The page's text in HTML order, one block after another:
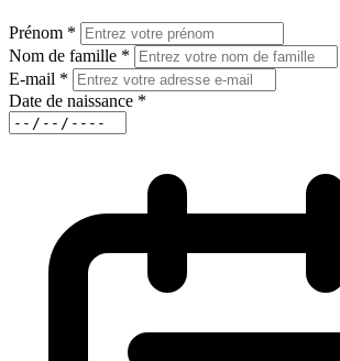
Prénom *
Nom de famille *
E-mail *
Date de naissance *